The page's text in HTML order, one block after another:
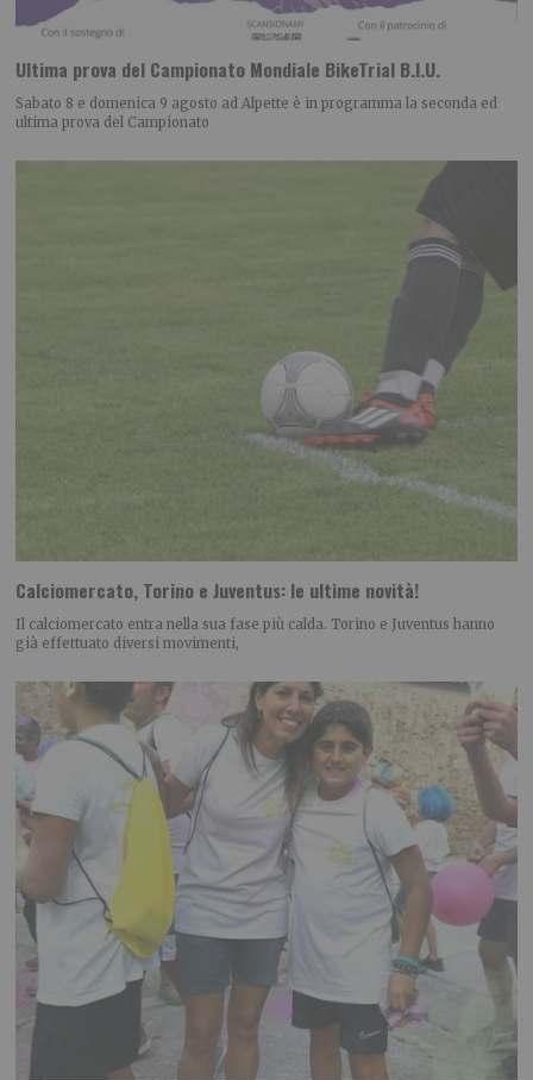
Ultima prova del Campionato Mondiale BikeTrial B.I.U.
Sabato 8 e domenica 9 agosto ad Alpette è in programma la seconda ed
ultima prova del Campionato
Calciomercato, Torino e Juventus: le ultime novità!
Il calciomercato entra nella sua fase più calda. Torino e Juventus hanno
già effettuato diversi movimenti,